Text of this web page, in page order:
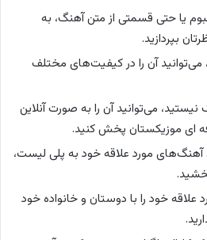
یا حتی قسمتی از متن آهنگ، به
بپردازید.
آن را در کیفیت‌های مختلف
نیستید، می‌توانید آن را به صورت آنلاین
ای موزیکستان پخش کنید.
آهنگ‌های مورد علاقه خود به پلی لیست،
علاقه خود را با دوستان و خانواده خود